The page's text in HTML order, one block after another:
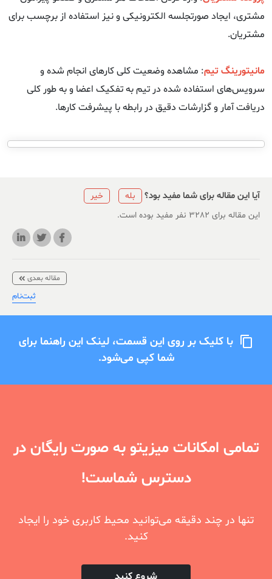
مشتری، ایجاد صورتجلسه الکترونیکی و نیز استفاده از برچسب برای
مشتریان.
مانیتورینگ تیم: مشاهده وضعیت کلی کارهای انجام شده و
سرویس‌های استفاده شده در تیم به تفکیک اعضا و به طور کلی
دریافت آمار و گزارشات دقیق در رابطه با پیشرفت کارها.
آیا این مقاله برای شما مفید بود؟ بله
خیر
این مقاله برای ۳۲۸۲ نفر مفید بوده است.
مقاله بعدی
ثبت‌نام
content_copy با کلیک بر روی این قسمت، لینک این راهنما برای
شما کپی می‌شود.
تمامی امکانات میزیتو به صورت رایگان در
دسترس شماست!
تنها در چند دقیقه می‌توانید محیط کاربری خود را ایجاد
کنید.